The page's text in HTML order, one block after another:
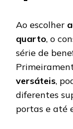
Ao escolher
quarto, o
série de
versáteis,
diferentes
portas e até